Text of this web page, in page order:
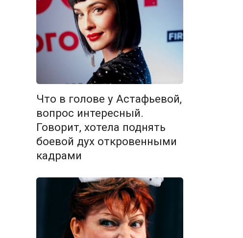
Что в голове у Астафьевой,
вопрос интересный.
Говорит, хотела поднять
боевой дух откровенными
кадрами